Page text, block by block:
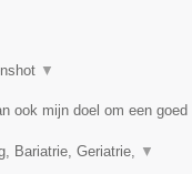
▼
ook mijn doel om een goed
Bariatrie, Geriatrie, ▼